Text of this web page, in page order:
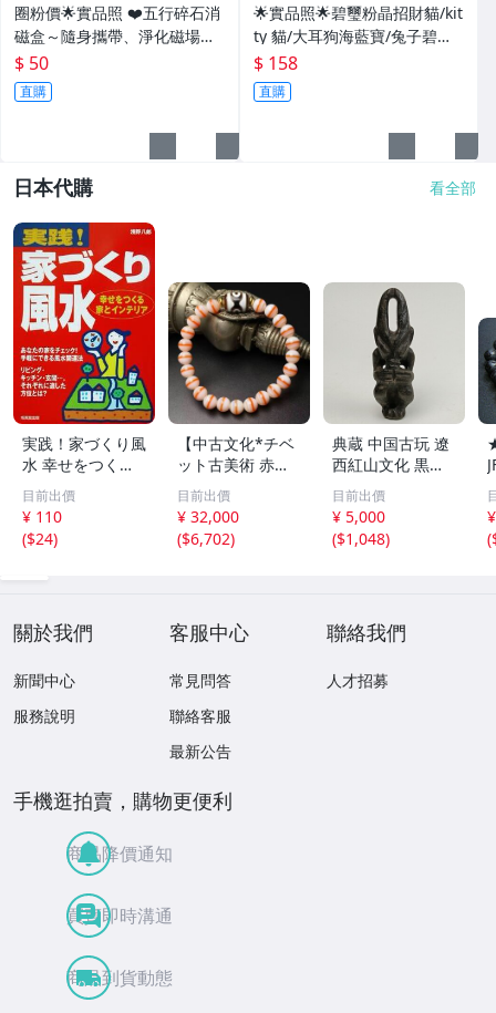
圈粉價🌟實品照 ❤️五行碎石消
磁盒～隨身攜帶、淨化磁場、
消磁水晶、天珠💗 另有高品甜
價紫晶鎮 設計款手鍊. 超七、
金太陽.
$ 50
直購
🌟實品照🌟碧璽粉晶招財貓/kit
ty 貓/大耳狗海藍寶/兔子碧璽
滴膠小夜燈. 桌燈～ 生日 過年
送禮物超實用又好看, 可放梳妝
檯 書桌 當擺件
$ 158
直購
日本代購 看全部
実践！家づくり風
水 幸せをつくる
家とインテリア/
浅野八郎(著者)
目前出價
¥ 110
($24)
【中古文化*チベ
ット古美術 赤縞
天眼瑪瑙丸珠 天
地天珠組み合わせ
ブレスレット 縞
瑪瑙 古玩 アンテ
目前出價
¥ 32,000
($6,702)
典蔵 中国古玩 遼
西紅山文化 黒曜
石 黒皮玉 太陽神
祈祷像 唐物 骨董
品 古美術 古玉 彫
刻 時代物 魔除け
目前出價
¥ 5,000
($1,048)
(
關於我們
新聞中心
服務說明
客服中心
常見問答
聯絡客服
最新公告
聯絡我們
人才招募
手機逛拍賣，購物更便利
商品降價通知
買賣即時溝通
商品到貨動態